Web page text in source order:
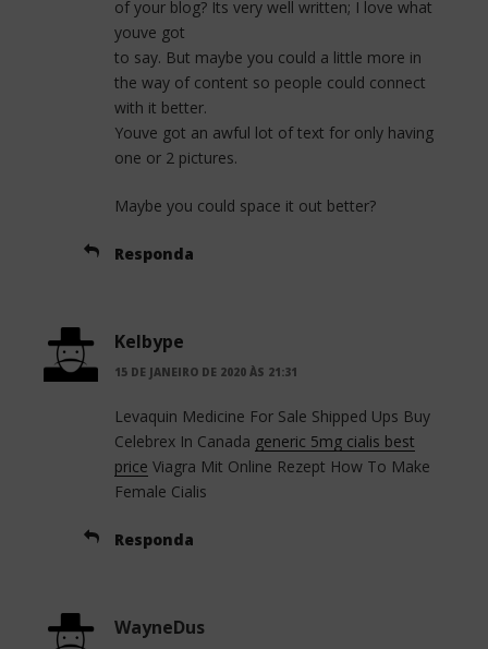
of your blog? Its very well written; I love what
youve got
to say. But maybe you could a little more in
the way of content so people could connect
with it better.
Youve got an awful lot of text for only having
one or 2 pictures.
Maybe you could space it out better?
Responda
Kelbype
15 DE JANEIRO DE 2020 ÀS 21:31
Levaquin Medicine For Sale Shipped Ups Buy
Celebrex In Canada generic 5mg cialis best
price Viagra Mit Online Rezept How To Make
Female Cialis
Responda
WayneDus